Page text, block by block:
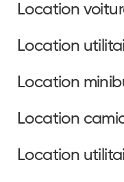
Location
Location
Location
Location
Location